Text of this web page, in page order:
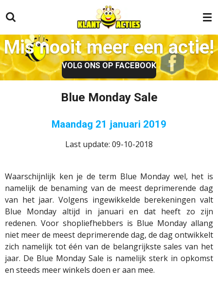
direct
naar
de
hoofdinhoud
Mis nooit meer een actie!
VOLG ONS OP FACEBOOK
Blue Monday Sale
Maandag 21 januari 2019
Last update: 09-10-2018
Waarschijnlijk ken je de term Blue Monday wel, het is
namelijk de benaming van de meest deprimerende dag
van het jaar. Volgens ingewikkelde berekeningen valt
Blue Monday altijd in januari en dat heeft zo zijn
redenen. Voor shopliefhebbers is Blue Monday allang
niet meer de meest deprimerende dag, de dag ontwikkelt
zich namelijk tot één van de belangrijkste sales van het
jaar. De Blue Monday Sale is namelijk sterk in opkomst
en steeds meer winkels doen er aan mee.